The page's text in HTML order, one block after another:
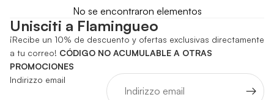
No se encontraron elementos
Unisciti a Flamingueo
¡Recibe un 10% de descuento y ofertas exclusivas directamente
a tu correo! CÓDIGO NO ACUMULABLE A OTRAS
PROMOCIONES
Indirizzo email